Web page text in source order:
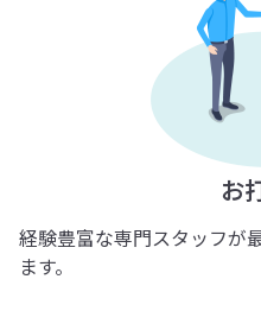
お
経験豊富な専門スタッフが
ます。